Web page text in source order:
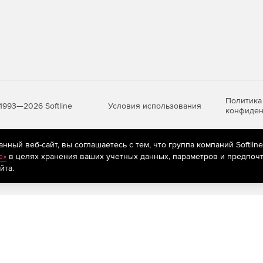
анимации в файлы OAM, возможность импорта
Softline Условия использования
Политика
рекомендательные технологии
(информационные
пользователей сети «Интернет», находящихся на
веб-сайт, вы соглашаетесь с тем, что группа компаний
в целях хранения ваших учетных данных, параметров и